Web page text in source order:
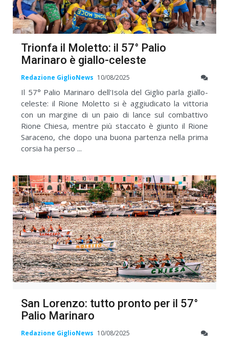
Trionfa il Moletto: il 57° Palio
Marinaro è giallo-celeste
Redazione GiglioNews 10/08/2025
Il 57° Palio Marinaro dell'Isola del Giglio parla giallo-
celeste: il Rione Moletto si è aggiudicato la vittoria
con un margine di un paio di lance sul combattivo
Rione Chiesa, mentre più staccato è giunto il Rione
Saraceno, che dopo una buona partenza nella prima
corsia ha perso ...
San Lorenzo: tutto pronto per il 57°
Palio Marinaro
Redazione GiglioNews 10/08/2025